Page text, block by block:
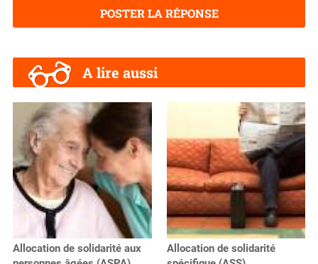
POSTER LA RÉPONSE
A lire aussi
Allocation de solidarité aux
Allocation de solidarité